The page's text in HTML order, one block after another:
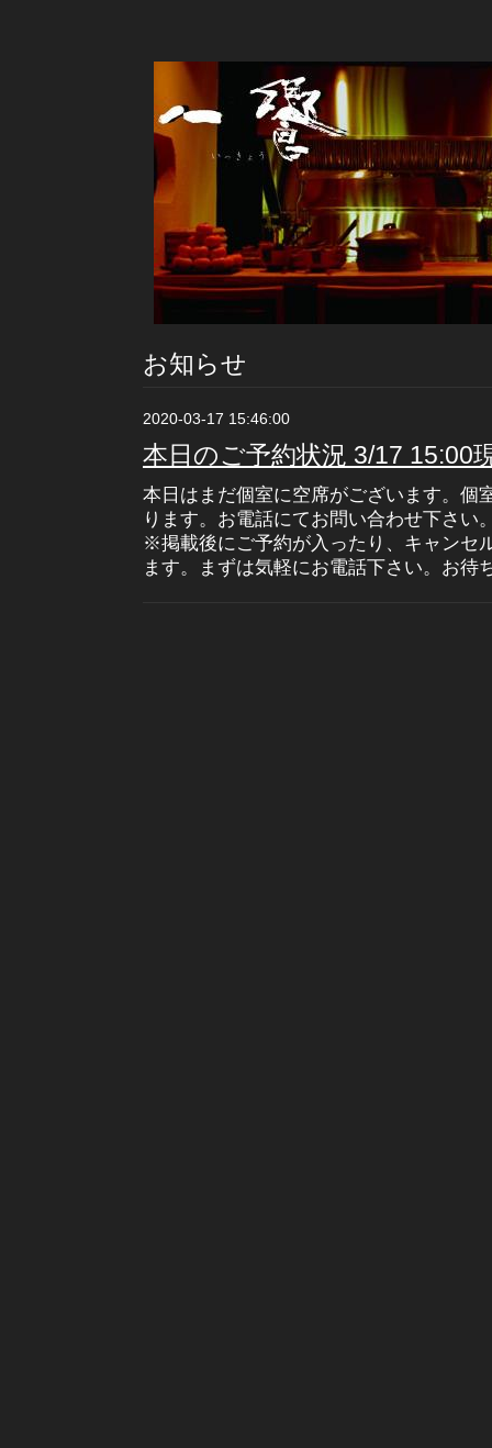
お知らせ
2020-03-17 15:46:00
本日のご予約状況 3/17
本日はまだ個室に空席がございます。個
ります。お電話にてお問い合わせ下さい
※掲載後にご予約が入ったり、キャンセ
ます。まずは気軽にお電話下さい。お待